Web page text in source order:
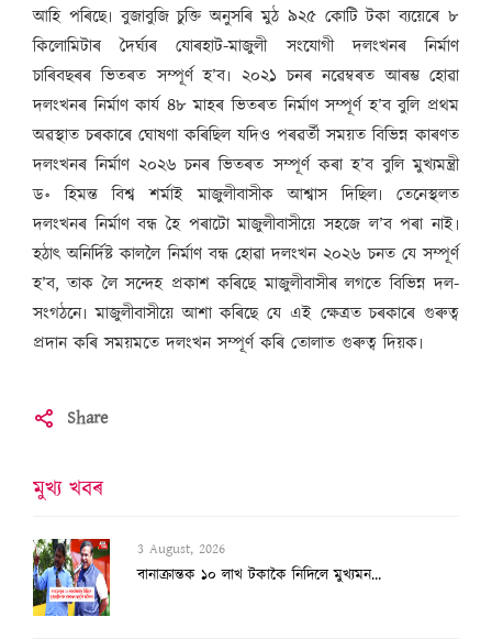
আহি পৰিছে৷ বুজাবুজি চুক্তি অনুসৰি মুঠ ৯২৫ কোটি টকা ব্যয়েৰে ৮
কিলোমিটাৰ দৈৰ্ঘ্যৰ যোৰহাট-মাজুলী সংযোগী দলংখনৰ নিৰ্মাণ
চাৰিবছৰৰ ভিতৰত সম্পূৰ্ণ হ’ব৷ ২০২১ চনৰ নৱেম্বৰত আৰম্ভ হোৱা
দলংখনৰ নিৰ্মাণ কাৰ্য ৪৮ মাহৰ ভিতৰত নিৰ্মাণ সম্পূৰ্ণ হ’ব বুলি প্ৰথম
অৱস্থাত চৰকাৰে ঘোষণা কৰিছিল যদিও পৰৱৰ্তী সময়ত বিভিন্ন কাৰণত
দলংখনৰ নিৰ্মাণ ২০২৬ চনৰ ভিতৰত সম্পূৰ্ণ কৰা হ’ব বুলি মুখ্যমন্ত্ৰী
ড॰ হিমন্ত বিশ্ব শৰ্মাই মাজুলীবাসীক আশ্বাস দিছিল৷ তেনেস্থলত
দলংখনৰ নিৰ্মাণ বন্ধ হৈ পৰাটো মাজুলীবাসীয়ে সহজে ল’ব পৰা নাই৷
হঠাৎ অনিৰ্দিষ্ট কাললৈ নিৰ্মাণ বন্ধ হোৱা দলংখন ২০২৬ চনত যে সম্পূৰ্ণ
হ’ব, তাক লৈ সন্দেহ প্ৰকাশ কৰিছে মাজুলীবাসীৰ লগতে বিভিন্ন দল-
সংগঠনে৷ মাজুলীবাসীয়ে আশা কৰিছে যে এই ক্ষেত্ৰত চৰকাৰে গুৰুত্ব
প্ৰদান কৰি সময়মতে দলংখন সম্পূৰ্ণ কৰি তোলাত গুৰুত্ব দিয়ক৷
Share
মুখ্য খবৰ
3 August, 2026
বানাক্ৰান্তক ১০ লাখ টকাকৈ নিদিলে মুখ্যমন...